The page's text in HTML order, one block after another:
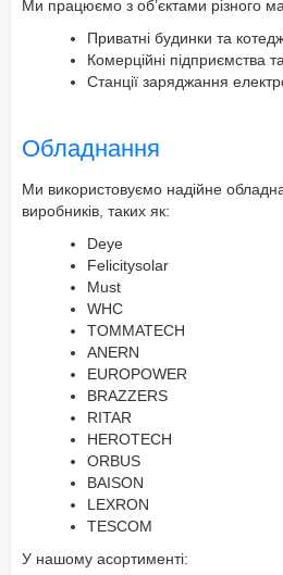
Ми працюємо з об’єктами різного
Приватні будинки та
Комерційні підприємства
Станції заряджання
Обладнання
Ми використовуємо надійне
виробників, таких як:
Deye
Felicitysolar
Must
WHC
TOMMATECH
ANERN
EUROPOWER
BRAZZERS
RITAR
HEROTECH
ORBUS
BAISON
LEXRON
TESCOM
У нашому асортименті: